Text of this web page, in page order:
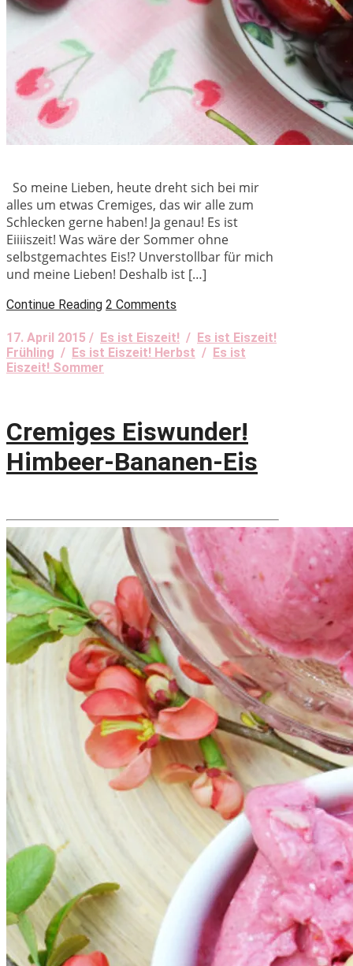
So meine Lieben, heute dreht sich bei mir
alles um etwas Cremiges, das wir alle zum
Schlecken gerne haben! Ja genau! Es ist
Eiiiiszeit! Was wäre der Sommer ohne
selbstgemachtes Eis!? Unverstollbar für mich
und meine Lieben! Deshalb ist […]
Continue Reading 2 Comments
17. April 2015 / Es ist Eiszeit! / Es ist Eiszeit!
Frühling / Es ist Eiszeit! Herbst / Es ist
Eiszeit! Sommer
Cremiges Eiswunder!
Himbeer-Bananen-Eis